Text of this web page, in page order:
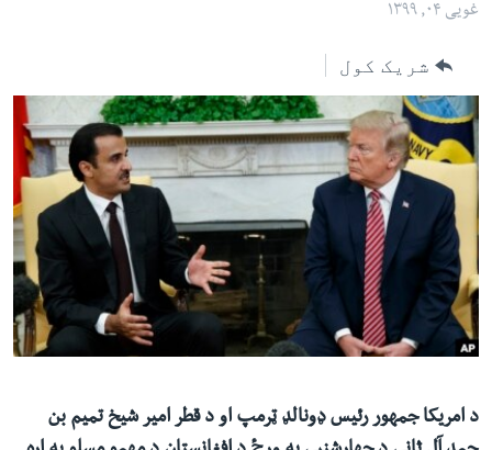
عمومي
لارښود
ته
لاړ
شئ
لټون
ځای
لاړ
ځوانان
د بیان ازادي
روغتیا
سرمقاله
له مونږ سره په تماس کې پاتې شئ
ژبې
غویی ۰۴, ۱۳۹۹
شریک کول
د امریکا جمهور رئیس ډونالډ ټرمپ او د قطر امیر شیخ تمیم بن